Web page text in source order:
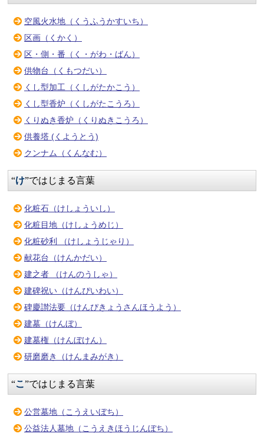
空風火水地（くうふうかすいち）
区画（くかく）
区・側・番（く・がわ・ばん）
供物台（くもつだい）
くし型加工（くしがたかこう）
くし型香炉（くしがたこうろ）
くりぬき香炉（くりぬきこうろ）
供養塔 (くようとう)
クンナム（くんなむ）
“け”ではじまる言葉
化粧石（けしょういし）
化粧目地（けしょうめじ）
化粧砂利 （けしょうじゃり）
献花台（けんかだい）
建之者 （けんのうしゃ）
建碑祝い（けんぴいわい）
碑慶讃法要（けんぴきょうさんほうよう）
建墓（けんぼ）
建墓権（けんぼけん）
研磨磨き（けんまみがき）
“こ ”ではじまる言葉
公営墓地（こうえいぼち）
公益法人墓地（こうえきほうじんぼち）